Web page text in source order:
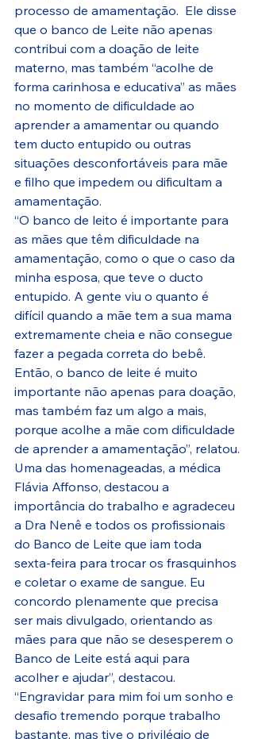
processo de amamentação.  Ele disse
que o banco de Leite não apenas
contribui com a doação de leite
materno, mas também “acolhe de
forma carinhosa e educativa” as mães
no momento de dificuldade ao
aprender a amamentar ou quando
tem ducto entupido ou outras
situações desconfortáveis para mãe
e filho que impedem ou dificultam a
amamentação.
“O banco de leito é importante para
as mães que têm dificuldade na
amamentação, como o que o caso da
minha esposa, que teve o ducto
entupido. A gente viu o quanto é
difícil quando a mãe tem a sua mama
extremamente cheia e não consegue
fazer a pegada correta do bebê.
Então, o banco de leite é muito
importante não apenas para doação,
mas também faz um algo a mais,
porque acolhe a mãe com dificuldade
de aprender a amamentação”, relatou.
Uma das homenageadas, a médica
Flávia Affonso, destacou a
importância do trabalho e agradeceu
a Dra Nenê e todos os profissionais
do Banco de Leite que iam toda
sexta-feira para trocar os frasquinhos
e coletar o exame de sangue. Eu
concordo plenamente que precisa
ser mais divulgado, orientando as
mães para que não se desesperem o
Banco de Leite está aqui para
acolher e ajudar”, destacou.
“Engravidar para mim foi um sonho e
desafio tremendo porque trabalho
bastante, mas tive o privilégio de